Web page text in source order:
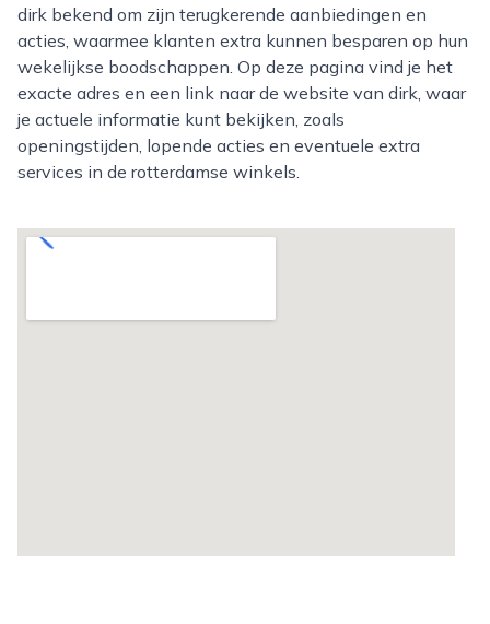
dirk bekend om zijn terugkerende aanbiedingen en
acties, waarmee klanten extra kunnen besparen op hun
wekelijkse boodschappen. Op deze pagina vind je het
exacte adres en een link naar de website van dirk, waar
je actuele informatie kunt bekijken, zoals
openingstijden, lopende acties en eventuele extra
services in de rotterdamse winkels.